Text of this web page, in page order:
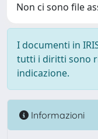
Non ci sono file
I documenti in
tutti i diritti sono
indicazione.
Informazioni